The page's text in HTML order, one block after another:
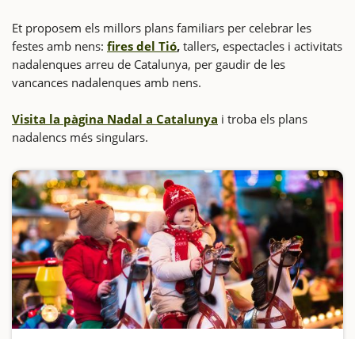
Et proposem els millors plans familiars per celebrar les
festes amb nens: fires del Tió, tallers, espectacles i activitats
nadalenques arreu de Catalunya, per gaudir de les
vancances nadalenques amb nens.
Visita la pàgina Nadal a Catalunya i troba els plans
nadalencs més singulars.